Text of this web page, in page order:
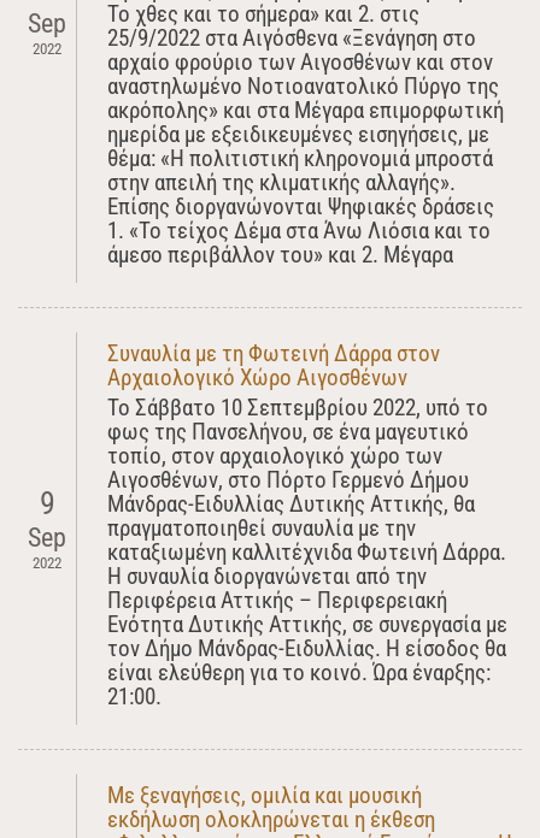
Sep
2022
Το χθες και το σήμερα» και 2. στις
25/9/2022 στα Αιγόσθενα «Ξενάγηση στο
αρχαίο φρούριο των Αιγοσθένων και στον
αναστηλωμένο Νοτιοανατολικό Πύργο της
ακρόπολης» και στα Μέγαρα επιμορφωτική
ημερίδα με εξειδικευμένες εισηγήσεις, με
θέμα: «Η πολιτιστική κληρονομιά μπροστά
στην απειλή της κλιματικής αλλαγής».
Επίσης διοργανώνονται Ψηφιακές δράσεις
1. «Το τείχος Δέμα στα Άνω Λιόσια και το
άμεσο περιβάλλον του» και 2. Μέγαρα
9
Sep
2022
Συναυλία με τη Φωτεινή Δάρρα στον
Αρχαιολογικό Χώρο Αιγοσθένων
Το Σάββατο 10 Σεπτεμβρίου 2022, υπό το
φως της Πανσελήνου, σε ένα μαγευτικό
τοπίο, στον αρχαιολογικό χώρο των
Αιγοσθένων, στο Πόρτο Γερμενό Δήμου
Μάνδρας-Ειδυλλίας Δυτικής Αττικής, θα
πραγματοποιηθεί συναυλία με την
καταξιωμένη καλλιτέχνιδα Φωτεινή Δάρρα.
Η συναυλία διοργανώνεται από την
Περιφέρεια Αττικής – Περιφερειακή
Ενότητα Δυτικής Αττικής, σε συνεργασία με
τον Δήμο Μάνδρας-Ειδυλλίας. Η είσοδος θα
είναι ελεύθερη για το κοινό. Ώρα έναρξης:
21:00.
Με ξεναγήσεις, ομιλία και μουσική
εκδήλωση ολοκληρώνεται η έκθεση